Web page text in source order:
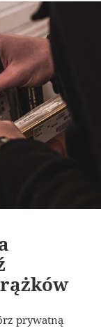
prywatną